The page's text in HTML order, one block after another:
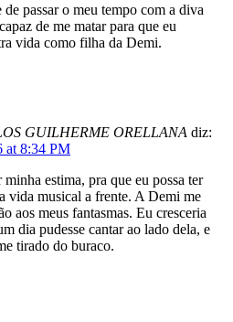
de passar o meu tempo com a diva
de me matar para que eu
vida como filha da Demi.
GUILHERME ORELLANA diz:
at 8:34 PM
estima, pra que eu possa ter
vida musical a frente. A Demi me
aos meus fantasmas. Eu cresceria
dia pudesse cantar ao lado dela, e
tirado do buraco.